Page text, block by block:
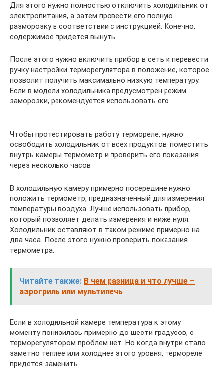
Для этого нужно полностью отключить холодильник от
электропитания, а затем провести его полную
разморозку в соответствии с инструкцией. Конечно,
содержимое придется вынуть.
После этого нужно включить прибор в сеть и перевести
ручку настройки терморегулятора в положение, которое
позволит получить максимально низкую температуру.
Если в модели холодильника предусмотрен режим
заморозки, рекомендуется использовать его.
Чтобы протестировать работу термореле, нужно
освободить холодильник от всех продуктов, поместить
внутрь камеры термометр и проверить его показания
через несколько часов
В холодильную камеру примерно посередине нужно
положить термометр, предназначенный для измерения
температуры воздуха. Лучше использовать прибор,
который позволяет делать измерения и ниже нуля.
Холодильник оставляют в таком режиме примерно на
два часа. После этого нужно проверить показания
термометра.
Читайте также: В чем разница и что лучше –
аэрогриль или мультипечь
Если в холодильной камере температура к этому
моменту понизилась примерно до шести градусов, с
терморегулятором проблем нет. Но когда внутри стало
заметно теплее или холоднее этого уровня, термореле
придется заменить.